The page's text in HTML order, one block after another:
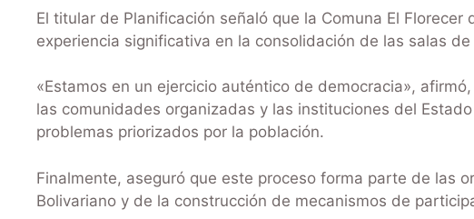
El titular de Planificación señaló que la Comuna El Florecer
experiencia significativa en la consolidación de las salas
«Estamos en un ejercicio auténtico de democracia»,
las comunidades organizadas y las instituciones del
problemas priorizados por la población.
Finalmente, aseguró que este proceso forma parte de las
Bolivariano y de la construcción de mecanismos de